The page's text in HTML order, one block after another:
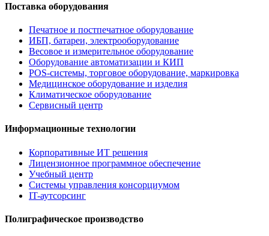
Поставка оборудования
Печатное и постпечатное оборудование
ИБП, батареи, электрооборудование
Весовое и измерительное оборудование
Оборудование автоматизации и КИП
POS-системы, торговое оборудование, маркировка
Медицинское оборудование и изделия
Климатическое оборудование
Сервисный центр
Информационные технологии
Корпоративные ИТ решения
Лицензионное программное обеспечение
Учебный центр
Системы управления консорциумом
IT-аутсорсинг
Полиграфическое производство